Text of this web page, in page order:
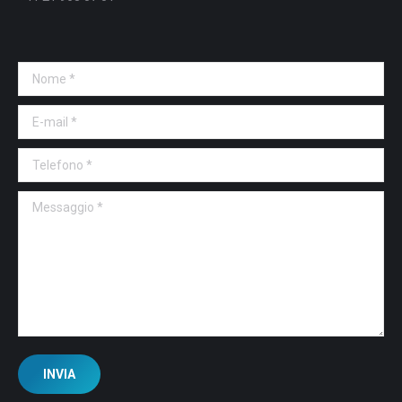
Nome *
E-mail *
Telefono *
Messaggio *
INVIA